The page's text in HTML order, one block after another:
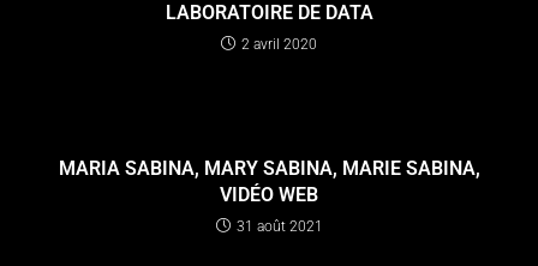
LABORATOIRE DE DATA
2 avril 2020
MARIA SABINA, MARY SABINA, MARIE SABINA,
VIDÉO WEB
31 août 2021